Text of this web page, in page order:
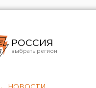
РОССИЯ
Челябинск